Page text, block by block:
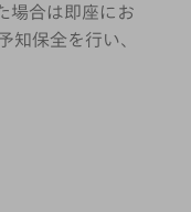
場合は即座にお
保全を行い、